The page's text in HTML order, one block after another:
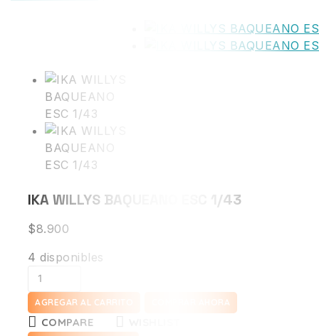
IKA WILLYS BAQUEANO ESC 1/43
$8.900
4 disponibles
AGREGAR AL CARRITO COMPRAR AHORA
COMPARE